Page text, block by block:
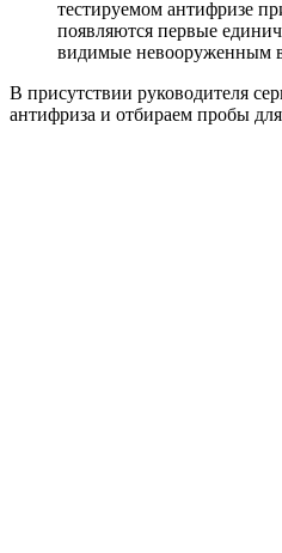
тестируемом антифризе
появляются первые
видимые невооруженным
В присутствии руководителя
антифриза и отбираем пробы